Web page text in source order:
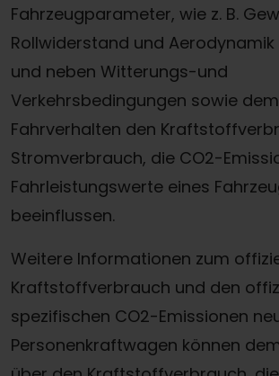
Fahrzeugparameter, wie z. B.
Rollwiderstand und
und neben Witterungs-und
Verkehrsbedingungen sowie
Fahrverhalten den
Stromverbrauch, die CO2-
Fahrleistungswerte eines
beeinflussen.
Weitere Informationen zum
Kraftstoffverbrauch und den
spezifischen CO2-Emissionen
Personenkraftwagen können